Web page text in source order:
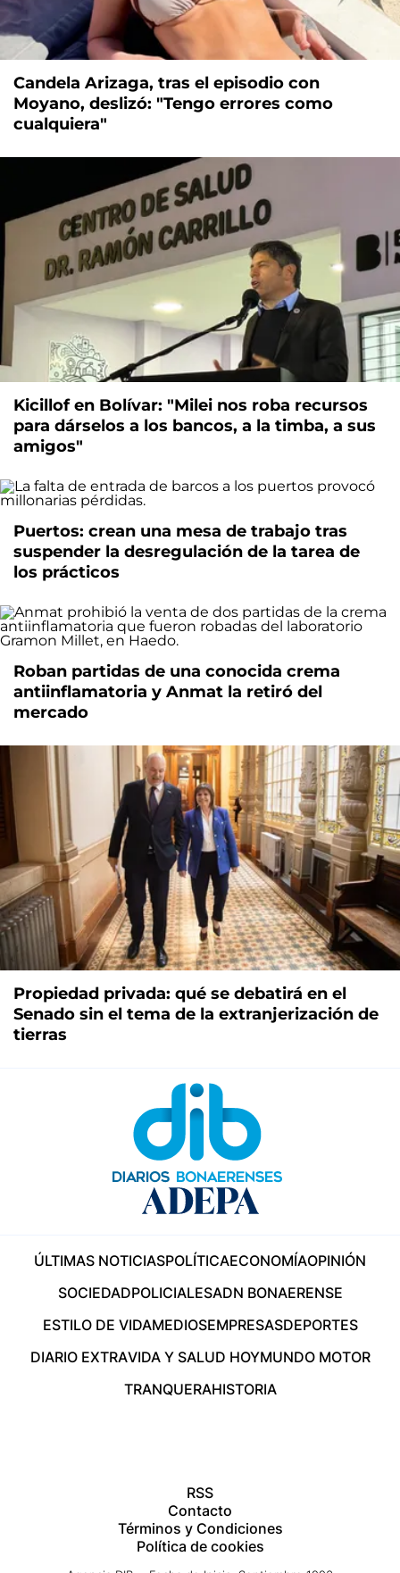
Candela Arizaga, tras el episodio con
Moyano, deslizó: "Tengo errores como
cualquiera"
Kicillof en Bolívar: "Milei nos roba recursos
para dárselos a los bancos, a la timba, a sus
amigos"
Puertos: crean una mesa de trabajo tras
suspender la desregulación de la tarea de
los prácticos
Roban partidas de una conocida crema
antiinflamatoria y Anmat la retiró del
mercado
Propiedad privada: qué se debatirá en el
Senado sin el tema de la extranjerización de
tierras
ÚLTIMAS NOTICIASPOLÍTICAECONOMÍAOPINIÓN
SOCIEDADPOLICIALESADN BONAERENSE
ESTILO DE VIDAMEDIOSEMPRESASDEPORTES
DIARIO EXTRAVIDA Y SALUD HOYMUNDO MOTOR
TRANQUERAHISTORIA
RSS
Contacto
Términos y Condiciones
Política de cookies